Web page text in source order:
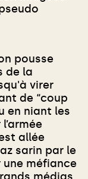
pousse
de la
virer
de “coup
en niant les
allée
sarin par le
une méfiance